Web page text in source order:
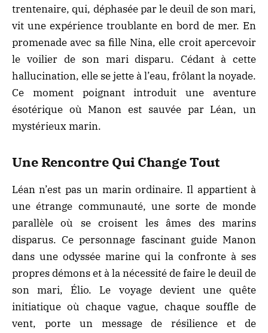
trentenaire, qui, déphasée par le deuil de son mari,
vit une expérience troublante en bord de mer. En
promenade avec sa fille Nina, elle croit apercevoir
le voilier de son mari disparu. Cédant à cette
hallucination, elle se jette à l’eau, frôlant la noyade.
Ce moment poignant introduit une aventure
ésotérique où Manon est sauvée par Léan, un
mystérieux marin.
Une Rencontre Qui Change Tout
Léan n’est pas un marin ordinaire. Il appartient à
une étrange communauté, une sorte de monde
parallèle où se croisent les âmes des marins
disparus. Ce personnage fascinant guide Manon
dans une odyssée marine qui la confronte à ses
propres démons et à la nécessité de faire le deuil de
son mari, Élio. Le voyage devient une quête
initiatique où chaque vague, chaque souffle de
vent, porte un message de résilience et de